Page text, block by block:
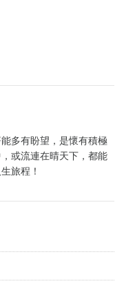
多有盼望，是懷有積極
或流連在晴天下，都能
旅程！